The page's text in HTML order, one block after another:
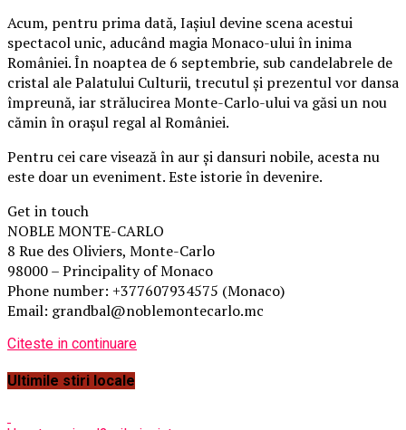
Acum, pentru prima dată, Iașiul devine scena acestui
spectacol unic, aducând magia Monaco-ului în inima
României. În noaptea de 6 septembrie, sub candelabrele de
cristal ale Palatului Culturii, trecutul și prezentul vor dansa
împreună, iar strălucirea Monte-Carlo-ului va găsi un nou
cămin în orașul regal al României.
Pentru cei care visează în aur și dansuri nobile, acesta nu
este doar un eveniment. Este istorie în devenire.
Get in touch
NOBLE MONTE-CARLO
8 Rue des Oliviers, Monte-Carlo
98000 – Principality of Monaco
Phone number: +377607934575 (Monaco)
Email: grandbal@noblemontecarlo.mc
Citeste in continuare
Ultimile stiri locale